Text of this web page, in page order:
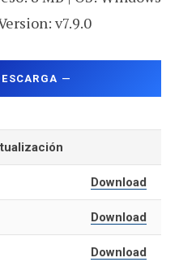
v7.9.0
—
Download
Download
Download